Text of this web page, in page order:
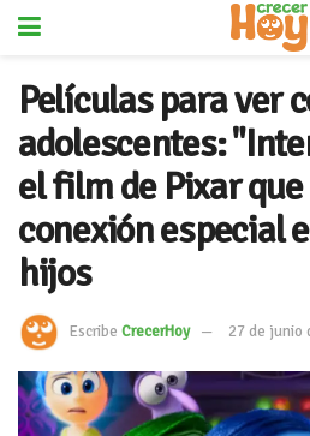
Películas para ver
adolescentes:
el film de Pixar
conexión especial
hijos
Escribe CrecerHoy 27 de junio